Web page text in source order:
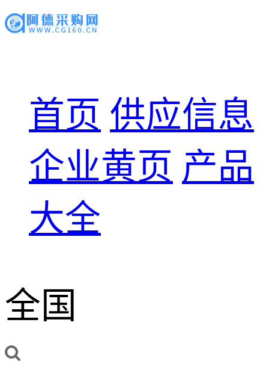
首页 供应信息
企业黄页 产品
大全
全国